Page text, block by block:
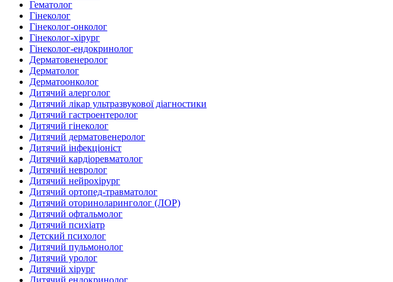
Гематолог
Гінеколог
Гінеколог-онколог
Гінеколог-хірург
Гінеколог-ендокринолог
Дерматовенеролог
Дерматолог
Дерматоонколог
Дитячий алерголог
Дитячий лікар ультразвукової діагностики
Дитячий гастроентеролог
Дитячий гінеколог
Дитячий дерматовенеролог
Дитячий інфекціоніст
Дитячий кардіоревматолог
Дитячий невролог
Дитячий нейрохірург
Дитячий ортопед-травматолог
Дитячий оториноларинголог (ЛОР)
Дитячий офтальмолог
Дитячий психіатр
Детский психолог
Дитячий пульмонолог
Дитячий уролог
Дитячий хірург
Дитячий ендокринолог